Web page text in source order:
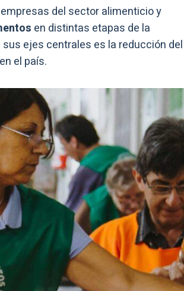
del sector alimenticio y
en distintas etapas de la
ejes centrales es la reducción del
el país.